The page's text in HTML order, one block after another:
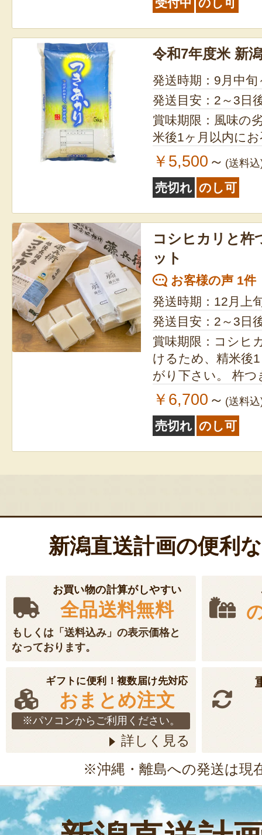
令和7年度米 新
発送時期：9月中旬
発送目安：2～3日
賞味期限：風味の
米後1ヶ月以内に
￥5,500 ～ (送料
売切れ のし可
コシヒカリと杵
ット
お客様の声 1件
発送時期：12月上
発送目安：2～3日
賞味期限：コシヒ
けるため、精米後
がり下さい。 杵
日より60日（生も
お召し上がりくだ
￥6,700 ～ (送料
売切れ のし可
お客様の声 1件
発送時期：11月上
発送目安：2～3日
賞味期限：風味の
米後1ヵ月以内に
￥3,400 ～(送料
令和7年度米 新
ーン（特別栽培
お客様の声 5件
発送時期：11月上
発送目安：2～3日
賞味期限：風味の
米後1ヵ月以内に
新潟直送計画の便利
お買い物の計算がしやすい
全品送料無料
もしくは「送料込み」の表示価格と
なっております。
ギフトに便利！複数届け先対応
おまとめ注文
※パソコンからご利用ください。
詳しく見る
※沖縄・離島への発送は現